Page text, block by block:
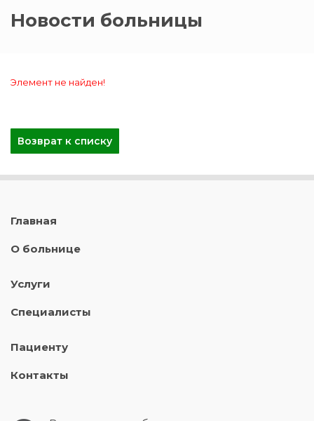
Новости больницы
Элемент не найден!
Возврат к списку
Главная
О больнице
Услуги
Специалисты
Пациенту
Контакты